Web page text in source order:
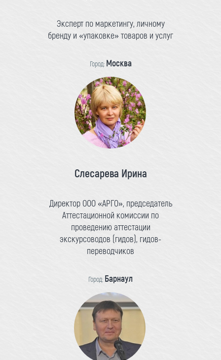
Эксперт по маркетингу, личному
бренду и «упаковке» товаров и услуг
Город: Москва
Слесарева Ирина
Директор ООО «АРГО», председатель
Аттестационной комиссии по
проведению аттестации
экскурсоводов (гидов), гидов-
переводчиков
Город: Барнаул